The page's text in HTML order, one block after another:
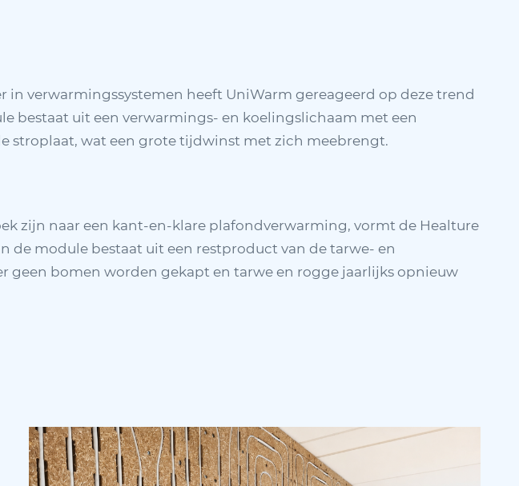
in verwarmingssystemen heeft UniWarm gereageerd op deze trend
bestaat uit een verwarmings- en koelingslichaam met een
stroplaat, wat een grote tijdwinst met zich meebrengt.
zijn naar een kant-en-klare plafondverwarming, vormt de Healture
module bestaat uit een restproduct van de tarwe- en
geen bomen worden gekapt en tarwe en rogge jaarlijks opnieuw